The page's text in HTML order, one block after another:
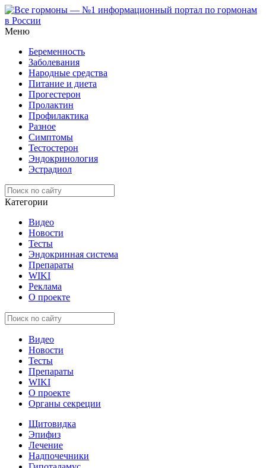
Меню
Беременность
Заболевания
Народные средства
Питание и диета
Прогестерон
Пролактин
Профилактика
Разное
Симптомы
Тестостерон
Эндокринология
Эстрадиол
Категории
Видео
Новости
Тесты
Эндокринная система
Препараты
WIKI
Реклама
О проекте
Видео
Новости
Тесты
Препараты
WIKI
О проекте
Органы секреции
Щитовидка
Эпифиз
Лечение
Надпочечники